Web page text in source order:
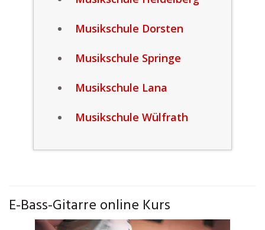
Musikschule Dorsten
Musikschule Springe
Musikschule Lana
Musikschule Wülfrath
E-Bass-Gitarre online Kurs